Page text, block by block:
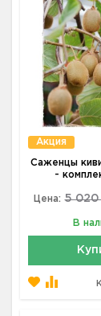
Акция
Саженцы
-
Цена: 5 020
В